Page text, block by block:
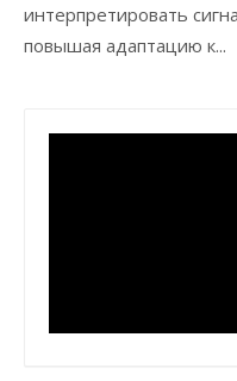
интерпретировать
повышая адаптацию к...